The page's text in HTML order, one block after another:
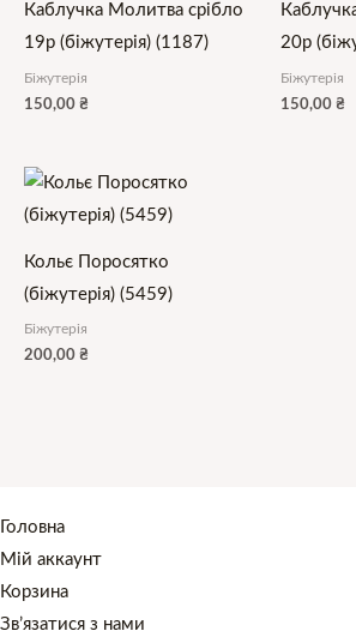
Каблучка Молитва срібло
19р (біжутерія) (1187)
Біжутерія
150,00 ₴
20р
Біжутерія
150,00 ₴
Кольє Поросятко
(біжутерія) (5459)
Біжутерія
200,00 ₴
Головна
Мій аккаунт
Корзина
Зв’язатися з нами